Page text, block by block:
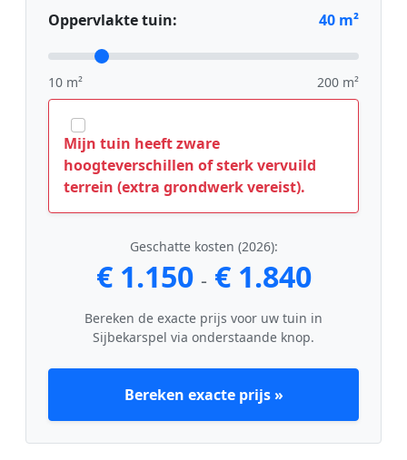
Oppervlakte tuin: 40 m²
10 m² 200 m²
Mijn tuin heeft zware
hoogteverschillen of sterk vervuild
terrein (extra grondwerk vereist).
Geschatte kosten (2026):
€ 1.150 - € 1.840
Bereken de exacte prijs voor uw tuin in
Sijbekarspel via onderstaande knop.
Bereken exacte prijs »